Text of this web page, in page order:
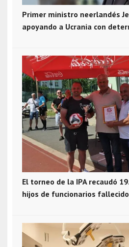
Primer ministro neerlandés
apoyando a Ucrania con
El torneo de la IPA recaudó
hijos de funcionarios